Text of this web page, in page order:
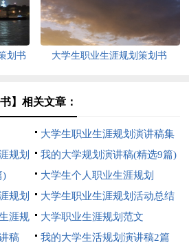
划书 大学生职业生涯规划策划书
】相关文章：
大学生职业生涯规划演讲稿集
锦15篇
规划
我的大学规划演讲稿(精选9篇)
)
大学生个人职业生涯规划
规划
大学生职业生涯规划活动总结
涯规
大学职业生涯规划范文
稿
我的大学生活规划演讲稿2篇